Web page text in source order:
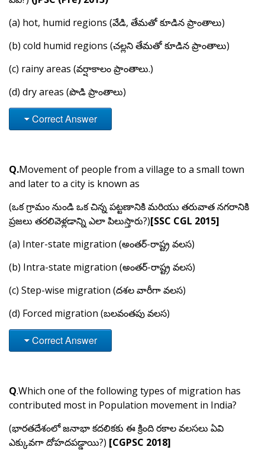
(a) hot, humid regions (వేడి, తేమతో కూడిన ప్రాంతాలు)
(b) cold humid regions (చల్లని తేమతో కూడిన ప్రాంతాలు)
(c) rainy areas (వర్షాకాలం ప్రాంతాలు.)
(d) dry areas (పొడి ప్రాంతాలు)
Correct Answer
Q.Movement of people from a village to a small town
and later to a city is known as
(ఒక గ్రామం నుండి ఒక చిన్న పట్టణానికి మరియు తరువాత నగరానికి
ప్రజలు తరలివెళ్లడాన్ని ఎలా పిలుస్తారు?)[SSC CGL 2015]
(a) Inter-state migration (అంతర్-రాష్ట్ర వలస)
(b) Intra-state migration (అంతర్-రాష్ట్ర వలస)
(c) Step-wise migration (దశల వారీగా వలస)
(d) Forced migration (బలవంతపు వలస)
Correct Answer
Q.Which one of the following types of migration has
contributed most in Population movement in India?
(భారతదేశంలో జనాభా కదలికకు ఈ క్రింది రకాల వలసలు ఏవి
ఎక్కువగా దోహదపడ్డాయి?) [CGPSC 2018]